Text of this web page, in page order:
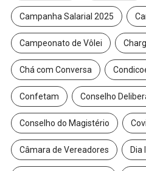
Campanha Salarial 2025
Campeonato de Vôlei
Chá com Conversa
Confetam Conselho
Conselho do Magistério
Câmara de Vereadores Dia